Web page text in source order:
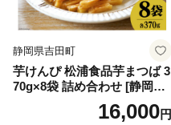
ークヮーサー 沖縄黒糖 琉球
ロイヤルミルクティ 沖縄パ
イン
静岡県吉田町
芋けんぴ 松浦食品芋まつば 3
70g×8袋 詰め合わせ [静岡伊
勢丹(松浦食品) 静岡県 吉田町
22424274] 芋ケンピ セット
16,000円